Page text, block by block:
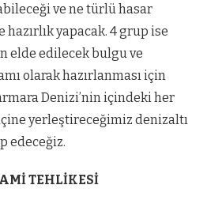
ve ne türlü hasar
yapacak. 4 grup ise
elde edilecek bulgu ve
olarak hazırlanması için
Denizi’nin içindeki her
yerleştireceğimiz denizaltı
edeceğiz.
TEHLİKESİ